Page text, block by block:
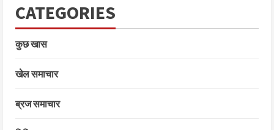
CATEGORIES
कुछ खास
खेल समाचार
ब्रज समाचार